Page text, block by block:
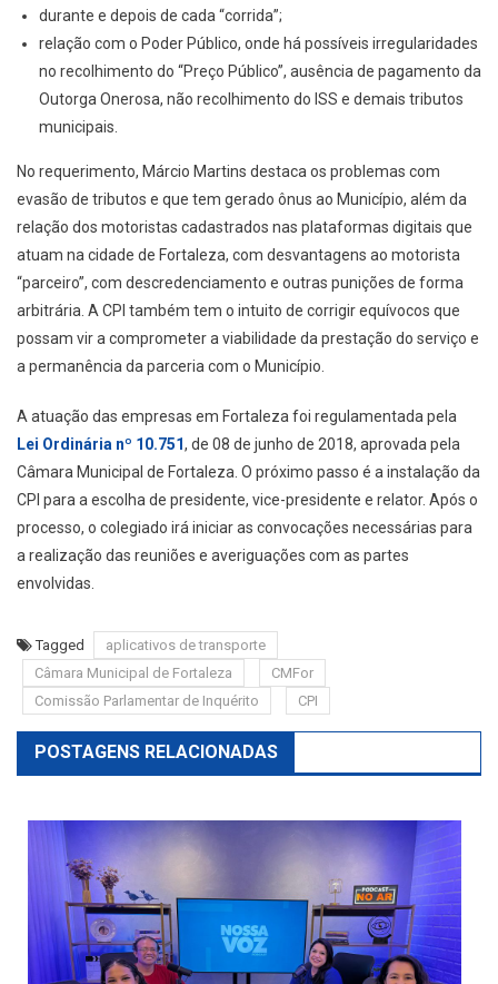
durante e depois de cada “corrida”;
relação com o Poder Público, onde há possíveis irregularidades
no recolhimento do “Preço Público”, ausência de pagamento da
Outorga Onerosa, não recolhimento do lSS e demais tributos
municipais.
No requerimento, Márcio Martins destaca os problemas com
evasão de tributos e que tem gerado ônus ao Município, além da
relação dos motoristas cadastrados nas plataformas digitais que
atuam na cidade de Fortaleza, com desvantagens ao motorista
“parceiro”, com descredenciamento e outras punições de forma
arbitrária. A CPI também tem o intuito de corrigir equívocos que
possam vir a comprometer a viabilidade da prestação do serviço e
a permanência da parceria com o Município.
A atuação das empresas em Fortaleza foi regulamentada pela
Lei Ordinária nº 10.751, de 08 de junho de 2018, aprovada pela
Câmara Municipal de Fortaleza. O próximo passo é a instalação da
CPI para a escolha de presidente, vice-presidente e relator. Após o
processo, o colegiado irá iniciar as convocações necessárias para
a realização das reuniões e averiguações com as partes
envolvidas.
Tagged
aplicativos de transporte
Câmara Municipal de Fortaleza
CMFor
Comissão Parlamentar de Inquérito
CPI
POSTAGENS RELACIONADAS